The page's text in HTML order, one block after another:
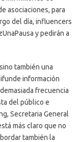
asociaciones, para
del día, influencers
y pedirán a
también una
información
frecuencia
del público e
Secretaria General
más claro que no
también la